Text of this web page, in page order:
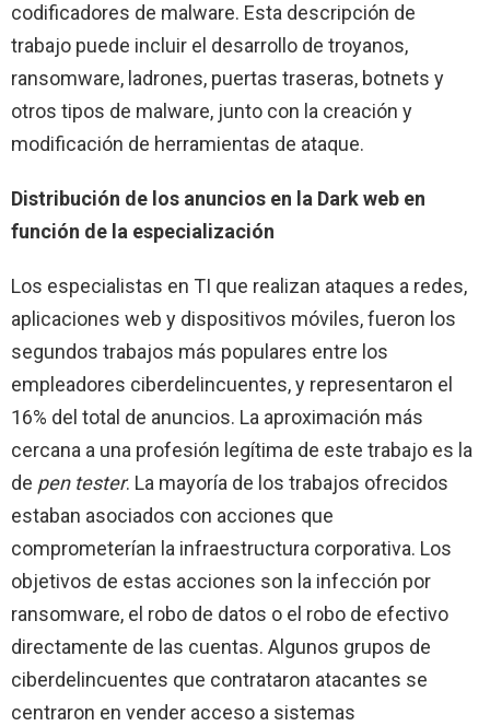
codificadores de malware. Esta descripción de
trabajo puede incluir el desarrollo de troyanos,
ransomware, ladrones, puertas traseras, botnets y
otros tipos de malware, junto con la creación y
modificación de herramientas de ataque.
Distribución de los anuncios en la Dark web en
función de la especialización
Los especialistas en TI que realizan ataques a redes,
aplicaciones web y dispositivos móviles, fueron los
segundos trabajos más populares entre los
empleadores ciberdelincuentes, y representaron el
16% del total de anuncios. La aproximación más
cercana a una profesión legítima de este trabajo es la
de pen tester. La mayoría de los trabajos ofrecidos
estaban asociados con acciones que
comprometerían la infraestructura corporativa. Los
objetivos de estas acciones son la infección por
ransomware, el robo de datos o el robo de efectivo
directamente de las cuentas. Algunos grupos de
ciberdelincuentes que contrataron atacantes se
centraron en vender acceso a sistemas